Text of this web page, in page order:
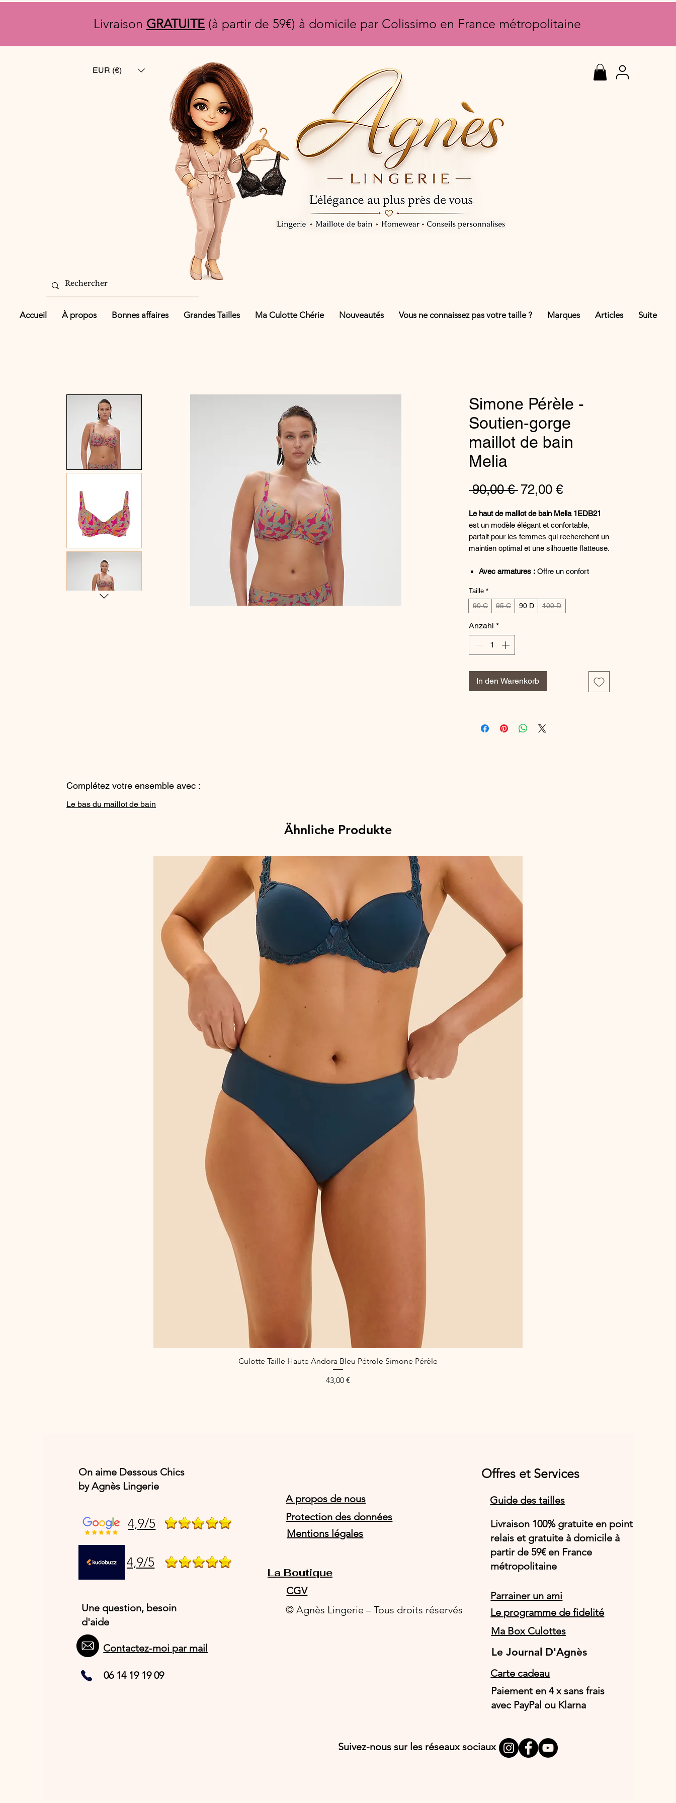
Livraison GRATUITE (à partir de 59€) à domicile par Colissimo en France métropolitaine
EUR (€)
Accueil À propos Bonnes affaires Grandes Tailles Ma Culotte Chérie Nouveautés Vous ne connaissez pas votre taille ? Marques Articles Suite
Simone Pérèle -
Soutien-gorge
maillot de bain
Melia
90,00 € Standardpreis
72,00 €Sale-
Le haut de maillot de bain Melia 1EDB21
est un modèle élégant et confortable,
parfait pour les femmes qui recherchent un
maintien optimal et une silhouette flatteuse.
Avec armatures : Offre un confort
maximale.
Décolleté plongeant :Met en valeur le
Bretelles réglables:
parfait à la morphologie.
mouvement maximale.
Taille *
90 C 95 C 90 D 100 D
Anzahl *
In den Warenkorb
Complétez votre ensemble avec :
Le bas du maillot de bain
Ähnliche Produkte
Schnellansicht
Culotte Taille Haute Andora Bleu Pétrole Simone Pérèle
Preis
43,00 €
On aime Dessous Chics
by Agnès Lingerie
4,9/5
4,9/5
Une question, besoin
d'aide
Contactez-moi par mail
06 14 19 19 09
Offres et Services
A propos de nous
Protection des données
Mentions légales
Guide des tailles
Livraison 100% gratuite en point
relais et gratuite à domicile à
partir de 59€ en France
métropolitaine
CGV
Parrainer un ami
Le programme de fidelité
© Agnès Lingerie – Tous droits réservés
Ma Box Culottes
Le Journal D'Agnès
Le Journal D'Agnès
Carte cadeau
Paiement en 4 x sans frais
avec PayPal ou Klarna
Suivez-nous sur les réseaux sociaux
La Boutique